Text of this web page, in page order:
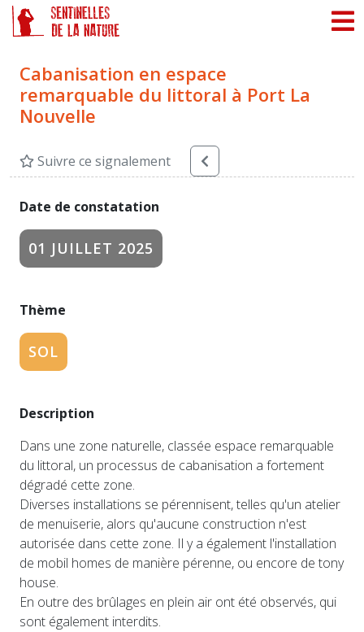
Cabanisation en espace
remarquable du littoral à Port La
Nouvelle
Suivre ce signalement
Date de constatation
01 JUILLET 2025
Thème
SOL
Description
Dans une zone naturelle, classée espace remarquable
du littoral, un processus de cabanisation a fortement
dégradé cette zone.
Diverses installations se pérennisent, telles qu'un atelier
de menuiserie, alors qu'aucune construction n'est
autorisée dans cette zone. Il y a également l'installation
de mobil homes de manière pérenne, ou encore de tony
house.
En outre des brûlages en plein air ont été observés, qui
sont également interdits.
Panneau de gestion des cookies